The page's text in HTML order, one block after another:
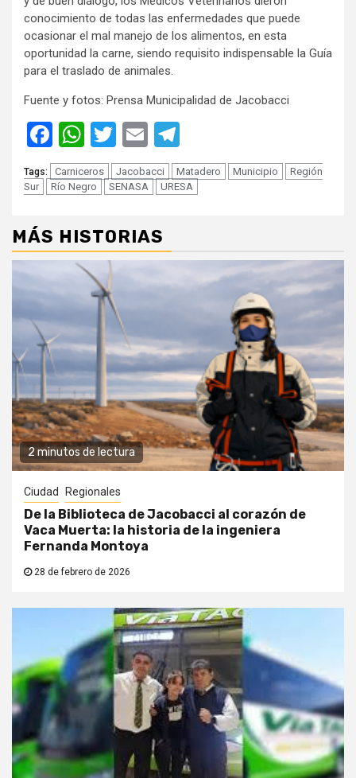
conocimiento de todas las enfermedades que puede
ocasionar el mal manejo de los alimentos, en esta
oportunidad la carne, siendo requisito indispensable la Guía
para el traslado de animales.
Fuente y fotos: Prensa Municipalidad de Jacobacci
Facebook
WhatsApp
Twitter
Email
Tags: Carniceros Jacobacci Matadero Municipio
Región
Sur
Río Negro SENASA URESA
MÁS HISTORIAS
2 minutos de lectura
Ciudad Regionales
De la Biblioteca de Jacobacci al corazón de
Vaca Muerta: la historia de la ingeniera
Fernanda Montoya
28 de febrero de 2026